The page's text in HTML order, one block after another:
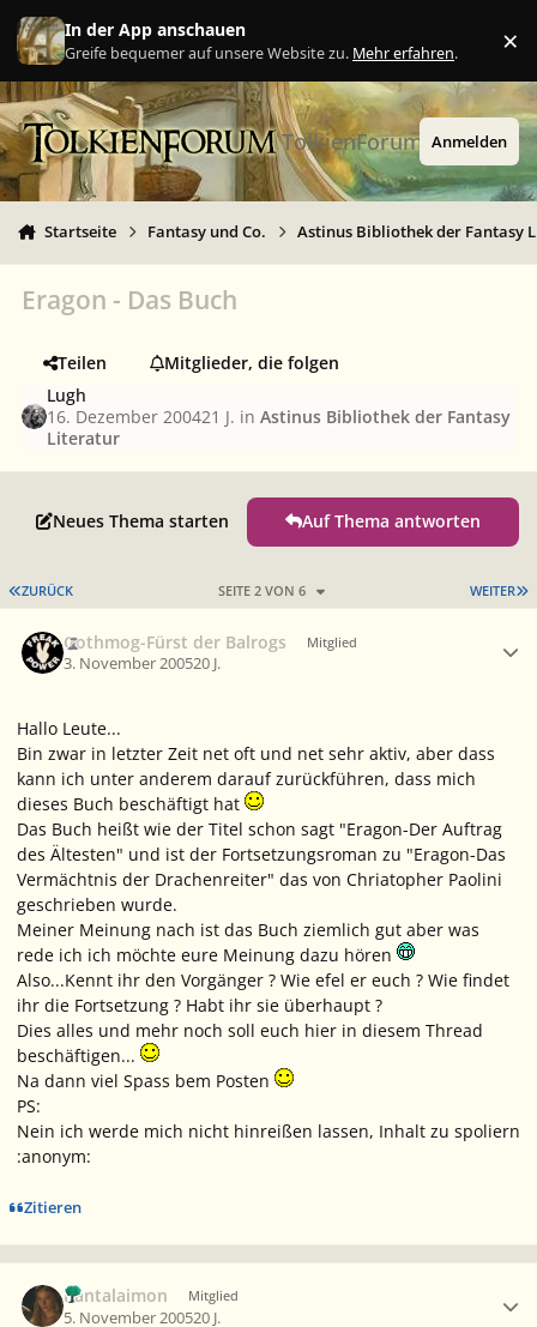
Zu Inhalt springen
In der App anschauen
Greife bequemer auf unsere Website zu. Mehr erfahren. ×
TolkienForum Anmelden
Startseite Fantasy und Co. Astinus Bibliothek der Fantasy
Eragon - Das Buch
Teilen
Mitglieder, die folgen
Lugh
16. Dezember 200421 J. inAstinus Bibliothek der Fantasy
Literatur
Neues Thema starten Auf Thema antworten
ERSTE SEITE
ZURÜCK WEITER
SEITE 2 VON 6
Gothmog-Fürst der Balrogs Mitglied
3. November 200520 J.
Hallo Leute...
Bin zwar in letzter Zeit net oft und net sehr aktiv, aber dass
kann ich unter anderem darauf zurückführen, dass mich
dieses Buch beschäftigt hat
Das Buch heißt wie der Titel schon sagt "Eragon-Der Auftrag
des Ältesten" und ist der Fortsetzungsroman zu "Eragon-Das
Vermächtnis der Drachenreiter" das von Chriatopher Paolini
geschrieben wurde.
Meiner Meinung nach ist das Buch ziemlich gut aber was
rede ich ich möchte eure Meinung dazu hören
Also...Kennt ihr den Vorgänger ? Wie efel er euch ? Wie findet
ihr die Fortsetzung ? Habt ihr sie überhaupt ?
Dies alles und mehr noch soll euch hier in diesem Thread
beschäftigen...
Na dann viel Spass bem Posten
PS:
Nein ich werde mich nicht hinreißen lassen, Inhalt zu spoliern
:anonym:
Zitieren
Pantalaimon Mitglied
5. November 200520 J.